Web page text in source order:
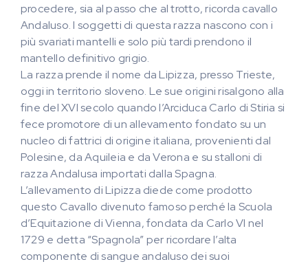
procedere, sia al passo che al trotto, ricorda cavallo
Andaluso. I soggetti di questa razza nascono con i
più svariati mantelli e solo più tardi prendono il
mantello definitivo grigio.
La razza prende il nome da Lipizza, presso Trieste,
oggi in territorio sloveno. Le sue origini risalgono alla
fine del XVI secolo quando l’Arciduca Carlo di Stiria si
fece promotore di un allevamento fondato su un
nucleo di fattrici di origine italiana, provenienti dal
Polesine, da Aquileia e da Verona e su stalloni di
razza Andalusa importati dalla Spagna.
L’allevamento di Lipizza diede come prodotto
questo Cavallo divenuto famoso perché la Scuola
d’Equitazione di Vienna, fondata da Carlo VI nel
1729 e detta “Spagnola” per ricordare l’alta
componente di sangue andaluso dei suoi